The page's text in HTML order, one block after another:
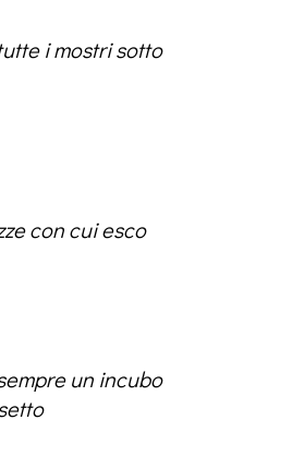
i mostri sotto
con cui esco
un incubo